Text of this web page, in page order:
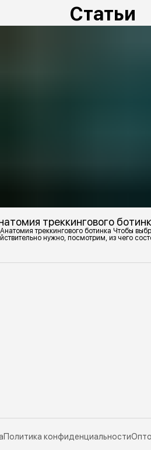
Статьи
треккингового
треккингового ботинка Чтобы
нужно, посмотрим, из чего
Политика конфиденциальности